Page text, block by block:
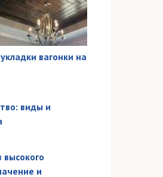
вагонки на
виды и
высокого
и